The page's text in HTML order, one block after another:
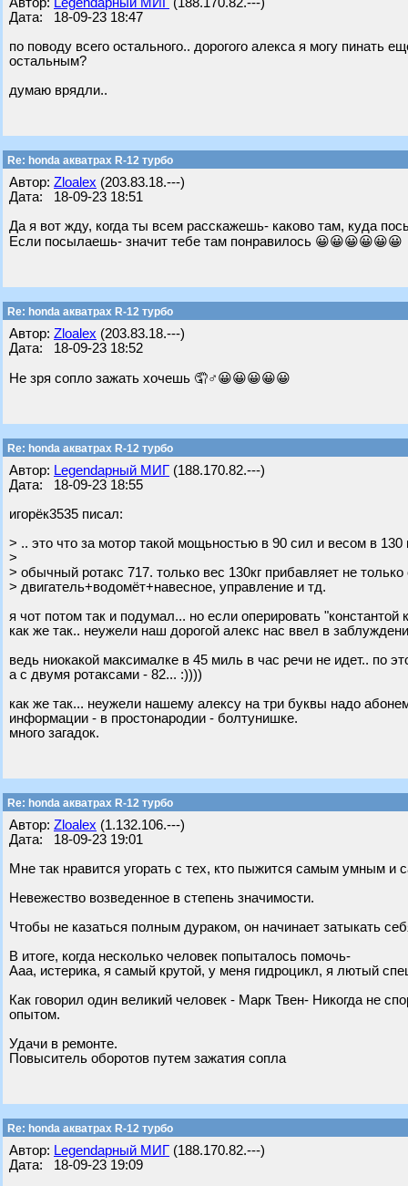
Дата: 18-09-23 18:47
по поводу всего остального.. дорогого алекса я могу пинать
остальным?
думаю врядли..
Re: honda акватрах R-12 турбо
Автор: Zloalex (203.83.18.---)
Дата: 18-09-23 18:51
Да я вот жду, когда ты всем расскажешь- каково там, куда
Если посылаешь- значит тебе там понравилось 😀😀😀😀😀😀
Re: honda акватрах R-12 турбо
Автор: Zloalex (203.83.18.---)
Дата: 18-09-23 18:52
Не зря сопло зажать хочешь 🤦♂😀😀😀😀😀
Re: honda акватрах R-12 турбо
Автор: Legendарный МИГ (188.170.82.---)
Дата: 18-09-23 18:55
игорёк3535 писал:
> .. это что за мотор такой мощьностью в 90 сил и весом в 130
>
> обычный ротакс 717. только вес 130кг прибавляет не только
> двигатель+водомёт+навесное, управление и тд.
я чот потом так и подумал... но если оперировать
как же так.. неужели наш дорогой алекс нас ввел в
ведь ниокакой максималке в 45 миль в час речи не идет.. по
а с двумя ротаксами - 82... :))))
как же так... неужели нашему алексу на три буквы надо
информации - в простонародии - болтунишке.
много загадок.
Re: honda акватрах R-12 турбо
Автор: Zloalex (1.132.106.---)
Дата: 18-09-23 19:01
Мне так нравится угорать с тех, кто пыжится самым умным
Невежество возведенное в степень значимости.
Чтобы не казаться полным дураком, он начинает затыкать
В итоге, когда несколько человек попыталось помочь-
Ааа, истерика, я самый крутой, у меня гидроцикл, я лютый
Как говорил один великий человек - Марк Твен- Никогда не
опытом.
Удачи в ремонте.
Повыситель оборотов путем зажатия сопла
Re: honda акватрах R-12 турбо
Автор: Legendарный МИГ (188.170.82.---)
Дата: 18-09-23 19:09